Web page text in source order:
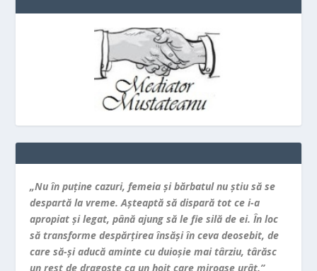
„Nu în puţine cazuri, femeia şi bărbatul nu ştiu să se
despartă la vreme. Aşteaptă să dispară tot ce i-a
apropiat şi legat, până ajung să le fie silă de ei. În loc
să transforme despărţirea însăşi în ceva deosebit, de
care să-şi aducă aminte cu duioşie mai târziu, târăsc
un rest de dragoste ca un hoit care miroase urât.”